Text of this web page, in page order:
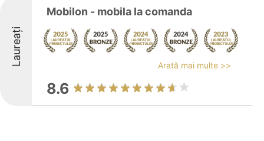
Laureați
Mobilon - mobila la comanda
Arată mai multe >>
8.6